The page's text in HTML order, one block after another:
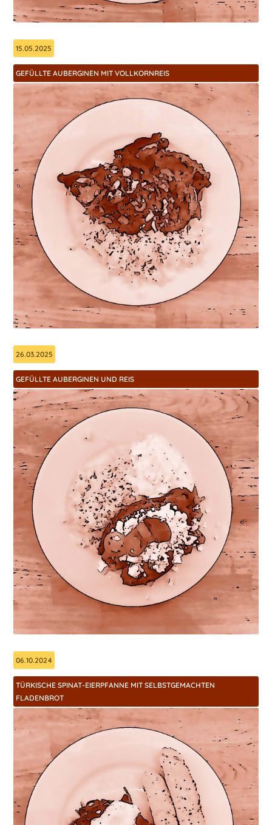
15.05.2025
GEFÜLLTE AUBERGINEN MIT VOLLKORNREIS
26.03.2025
GEFÜLLTE AUBERGINEN UND REIS
06.10.2024
TÜRKISCHE SPINAT-EIERPFANNE MIT SELBSTGEMACHTEN
FLADENBROT